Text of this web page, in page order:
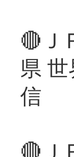
🔴Ｊ
県
信
🔴Ｊ